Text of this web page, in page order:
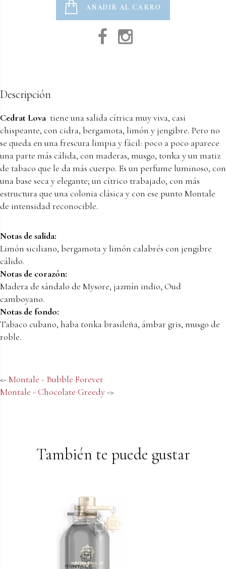
AÑADIR AL CARRO
Descripción
Cedrat Lova tiene una salida cítrica muy viva, casi
chispeante, con cidra, bergamota, limón y jengibre. Pero no
se queda en una frescura limpia y fácil: poco a poco aparece
una parte más cálida, con maderas, musgo, tonka y un matiz
de tabaco que le da más cuerpo. Es un perfume luminoso, con
una base seca y elegante; un cítrico trabajado, con más
estructura que una colonia clásica y con ese punto Montale
de intensidad reconocible.
Notas de salida:
Limón siciliano, bergamota y limón calabrés con jengibre
cálido.
Notas de corazón:
Madera de sándalo de Mysore, jazmín indio, Oud
camboyano.
Notas de fondo:
Tabaco cubano, haba tonka brasileña, ámbar gris, musgo de
roble.
<-Montale - Bubble Forever
Montale - Chocolate Greedy->
También te puede gustar